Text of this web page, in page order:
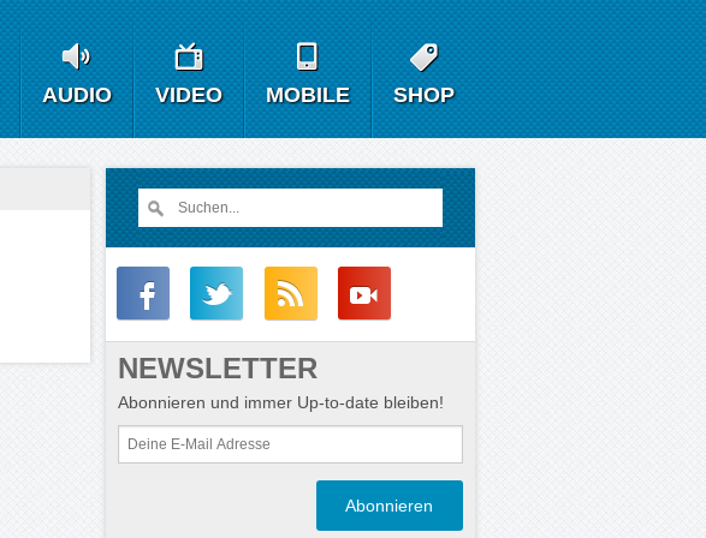
AUDIO VIDEO MOBILE SHOP
NEWSLETTER
Abonnieren und immer Up-to-date bleiben!